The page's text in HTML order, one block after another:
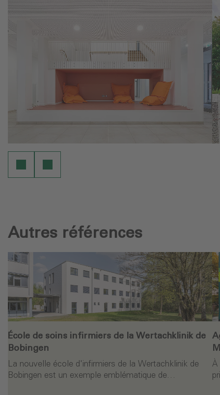
Autres références
École de soins infirmiers de la Wertachklinik de
Bobingen
La nouvelle école d'infirmiers de la Wertachklinik de
Bobingen est un exemple emblématique de…
À